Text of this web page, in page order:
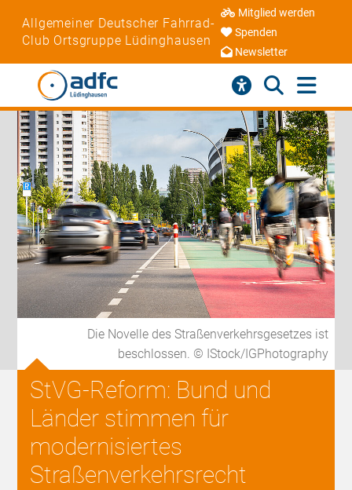
Allgemeiner Deutscher Fahrrad-
Club Ortsgruppe Lüdinghausen
Mitglied werden
Spenden
Newsletter
Die Novelle des Straßenverkehrsgesetzes ist
beschlossen. © IStock/IGPhotography
StVG-Reform: Bund und
Länder stimmen für
modernisiertes
Straßenverkehrsrecht